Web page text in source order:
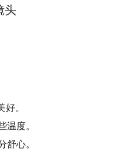
头
。
度。
心。